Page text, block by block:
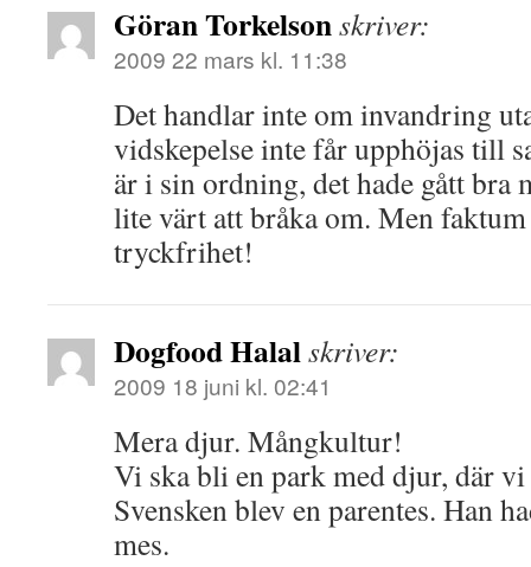
Göran Torkelsonskriver:
2009 22 mars kl. 11:38
Det handlar inte om invandring
vidskepelse inte får upphöjas till
är i sin ordning, det hade gått bra
lite värt att bråka om. Men
tryckfrihet!
Dogfood Halalskriver:
2009 18 juni kl. 02:41
Mera djur. Mångkultur!
Vi ska bli en park med djur, där
Svensken blev en parentes. Han
mes.